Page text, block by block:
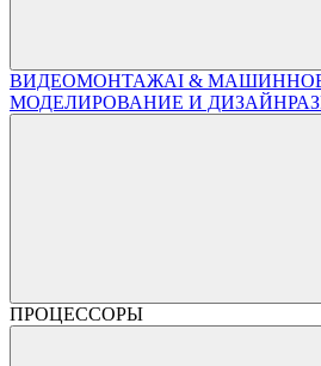
ВИДЕОМОНТАЖAI &
МОДЕЛИРОВАНИЕ И ДИЗАЙН
ПРОЦЕССОРЫ